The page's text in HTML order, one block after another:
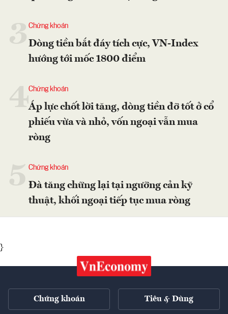
Chứng khoán
Dòng tiền bắt đáy tích cực, VN-Index
hướng tới mốc 1800 điểm
4Chứng khoán
Áp lực chốt lời tăng, dòng tiền đỡ tốt ở cổ
phiếu vừa và nhỏ, vốn ngoại vẫn mua
ròng
Chứng khoán
Đà tăng chững lại tại ngưỡng cản kỹ
thuật, khối ngoại tiếp tục mua ròng
}
Chứng khoán Tiêu & Dùng